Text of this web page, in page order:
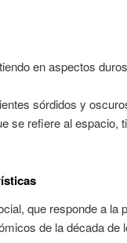
en aspectos
sórdidos y
se refiere al espacio,
que responde a la
de la década de